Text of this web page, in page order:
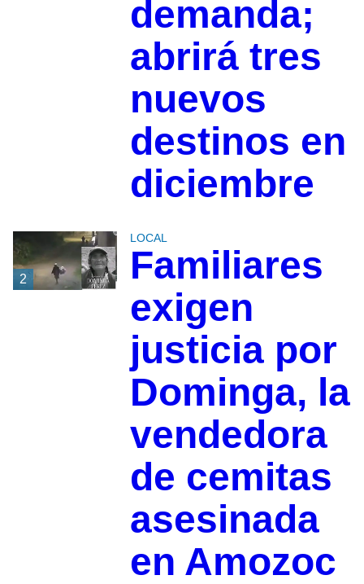
demanda;
abrirá tres
nuevos
destinos en
diciembre
2
LOCAL
Familiares
exigen
justicia por
Dominga, la
vendedora
de cemitas
asesinada
en Amozoc